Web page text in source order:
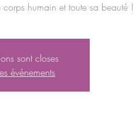
humain et toute sa beauté !
sont closes
événements